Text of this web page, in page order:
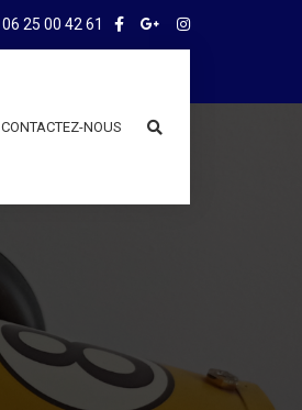
06 25 00 42 61
CONTACTEZ-NOUS